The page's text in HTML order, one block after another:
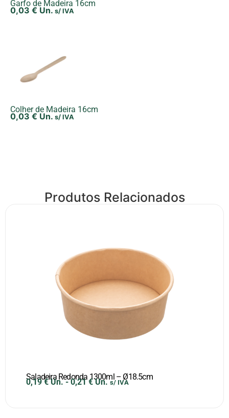
Garfo de Madeira 16cm
0,03 € Un. s/ IVA
Colher de Madeira 16cm
0,03 € Un. s/ IVA
Produtos Relacionados
Saladeira Redonda 1300ml – Ø18.5cm
0,19€ Un.-0,21€ Un. s/ IVA